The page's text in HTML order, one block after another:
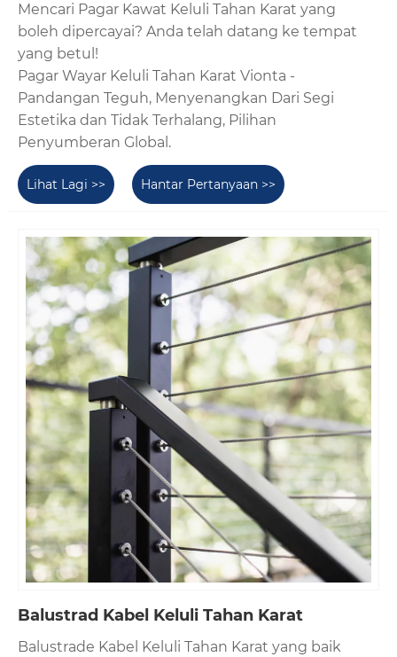
Mencari Pagar Kawat Keluli Tahan Karat yang
boleh dipercayai? Anda telah datang ke tempat
yang betul!
Pagar Wayar Keluli Tahan Karat Vionta -
Pandangan Teguh, Menyenangkan Dari Segi
Estetika dan Tidak Terhalang, Pilihan
Penyumberan Global.
Lihat Lagi >> Hantar Pertanyaan >>
Balustrad Kabel Keluli Tahan Karat
Balustrade Kabel Keluli Tahan Karat yang baik